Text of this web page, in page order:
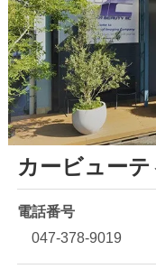
カービュー
電話番号
047-378-9019